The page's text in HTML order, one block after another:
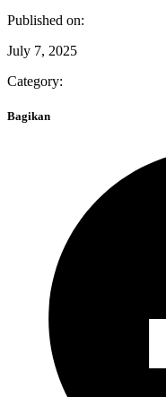
Published on:
July 7, 2025
Category:
Bagikan